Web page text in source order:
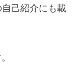
己紹介にも載